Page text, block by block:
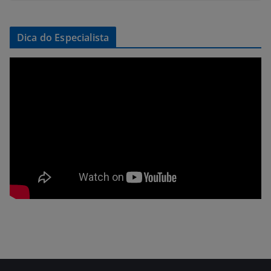
Dica do Especialista